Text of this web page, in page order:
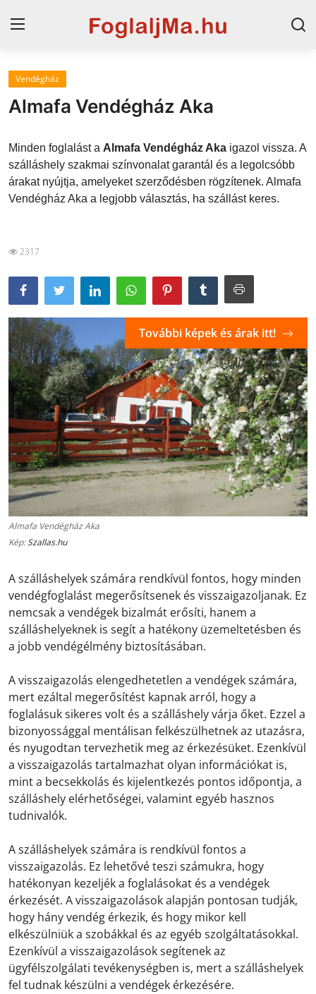
Magyarország
Szállások a Balatonon
Horvátország
Szállások Hajdúszoboszlón
Vendégház
Almafa Vendégház Aka
Minden foglalást a Almafa Vendégház Aka igazol vissza. A
szálláshely szakmai színvonalat garantál és a legolcsóbb
árakat nyújtja, amelyeket szerződésben rögzítenek. Almafa
Vendégház Aka a legjobb választás, ha szállást keres.
2317
Almafa Vendégház Aka
Kép:Szallas.hu
További képek és árak itt!
A szálláshelyek számára rendkívül fontos, hogy minden
vendégfoglalást megerősítsenek és visszaigazoljanak. Ez
nemcsak a vendégek bizalmát erősíti, hanem a
szálláshelyeknek is segít a hatékony üzemeltetésben és
a jobb vendégélmény biztosításában.
A visszaigazolás elengedhetetlen a vendégek számára,
mert ezáltal megerősítést kapnak arról, hogy a
foglalásuk sikeres volt és a szálláshely várja őket. Ezzel a
bizonyossággal mentálisan felkészülhetnek az utazásra,
és nyugodtan tervezhetik meg az érkezésüket. Ezenkívül
a visszaigazolás tartalmazhat olyan információkat is,
mint a becsekkolás és kijelentkezés pontos időpontja, a
szálláshely elérhetőségei, valamint egyéb hasznos
tudnivalók.
A szálláshelyek számára is rendkívül fontos a
visszaigazolás. Ez lehetővé teszi számukra, hogy
hatékonyan kezeljék a foglalásokat és a vendégek
érkezését. A visszaigazolások alapján pontosan tudják,
hogy hány vendég érkezik, és hogy mikor kell
elkészülniük a szobákkal és az egyéb szolgáltatásokkal.
Ezenkívül a visszaigazolások segítenek az
ügyfélszolgálati tevékenységben is, mert a szálláshelyek
fel tudnak készülni a vendégek érkezésére.